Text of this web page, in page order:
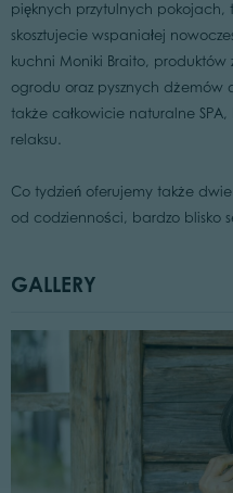
pięknych przytulnych pokojach,
skosztujecie wspaniałej
kuchni Moniki Braito,
ogrodu oraz pysznych dżemów
także całkowicie naturalne
relaksu.
Co tydzień oferujemy także
od codzienności, bardzo blisko
GALLERY